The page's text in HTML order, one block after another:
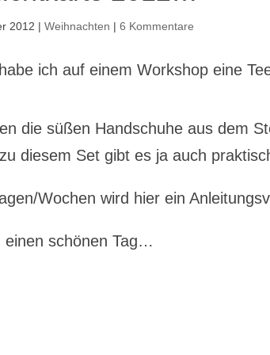
2012 |Weihnachten |6 Kommentare
ich auf einem Workshop eine
die süßen Handschuhe aus dem
diesem Set gibt es ja auch
Wochen wird hier ein
einen schönen Tag…